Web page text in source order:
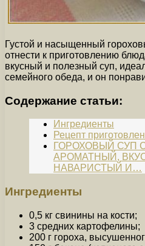
Густой и насыщенный
отнести к приготовлению
вкусный и полезный суп,
семейного обеда, и он
Содержание статьи:
Ингредиенты
Рецепт
ГОРОХОВЫЙ СУП
АРОМАТНЫЙ,
НАВАРИСТЫЙ И…
Ингредиенты
0,5 кг свинины на кости;
3 средних картофелины;
200 г гороха,